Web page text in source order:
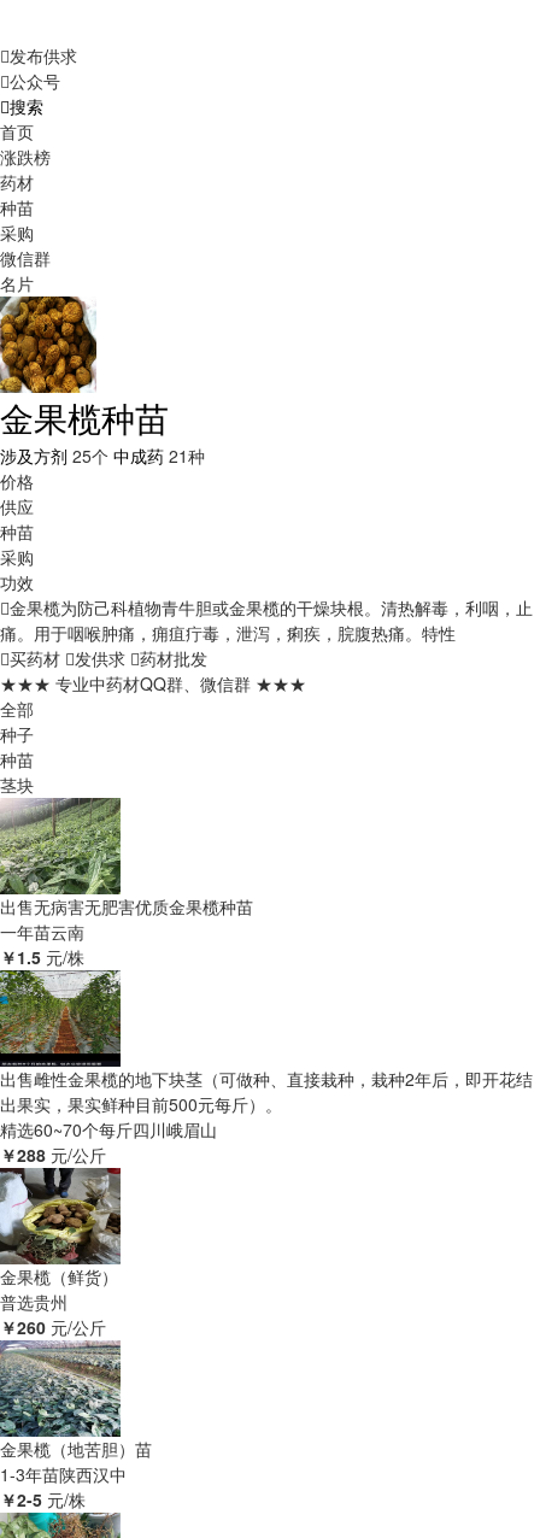
发布供求
公众号
搜索
首页
涨跌榜
药材
种苗
采购
微信群
名片
金果榄种苗
涉及方剂 25个 中成药 21种
价格
供应
种苗
采购
功效
金果榄为防己科植物青牛胆或金果榄的干燥块根。清热解毒，利咽，止
痛。用于咽喉肿痛，痈疽疔毒，泄泻，痢疾，脘腹热痛。 特性
买药材 发供求 药材批发
★★★ 专业中药材QQ群、微信群 ★★★
全部
种子
种苗
茎块
出售无病害无肥害优质金果榄种苗
一年苗云南
￥1.5 元/株
出售雌性金果榄的地下块茎（可做种、直接栽种，栽种2年后，即开花结
出果实，果实鲜种目前500元每斤）。
精选60~70个每斤四川峨眉山
￥288 元/公斤
金果榄（鲜货）
普选贵州
￥260 元/公斤
金果榄（地苦胆）苗
1-3年苗陕西汉中
￥2-5 元/株